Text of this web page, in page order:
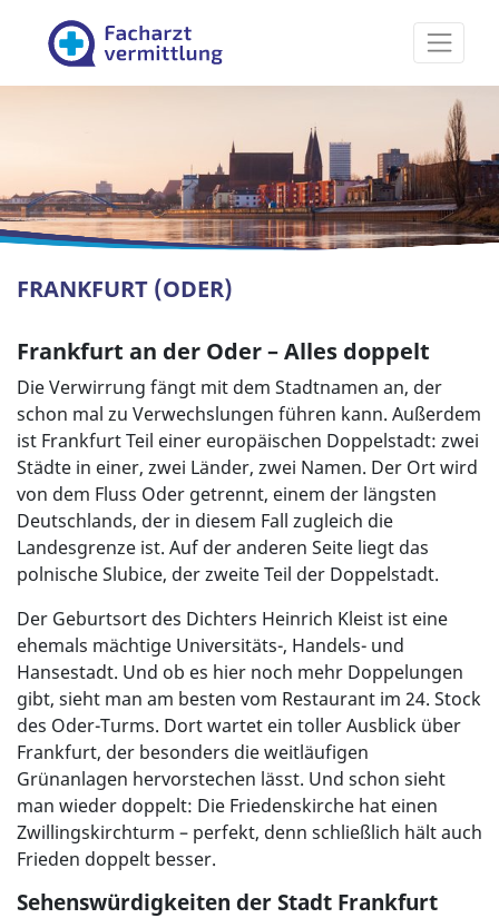
Facharztvermittlung
FRANKFURT (ODER)
Frankfurt an der Oder – Alles doppelt
Die Verwirrung fängt mit dem Stadtnamen an, der
schon mal zu Verwechslungen führen kann. Außerdem
ist Frankfurt Teil einer europäischen Doppelstadt: zwei
Städte in einer, zwei Länder, zwei Namen. Der Ort wird
von dem Fluss Oder getrennt, einem der längsten
Deutschlands, der in diesem Fall zugleich die
Landesgrenze ist. Auf der anderen Seite liegt das
polnische Slubice, der zweite Teil der Doppelstadt.
Der Geburtsort des Dichters Heinrich Kleist ist eine
ehemals mächtige Universitäts-, Handels- und
Hansestadt. Und ob es hier noch mehr Doppelungen
gibt, sieht man am besten vom Restaurant im 24. Stock
des Oder-Turms. Dort wartet ein toller Ausblick über
Frankfurt, der besonders die weitläufigen
Grünanlagen hervorstechen lässt. Und schon sieht
man wieder doppelt: Die Friedenskirche hat einen
Zwillingskirchturm – perfekt, denn schließlich hält auch
Frieden doppelt besser.
Sehenswürdigkeiten der Stadt Frankfurt